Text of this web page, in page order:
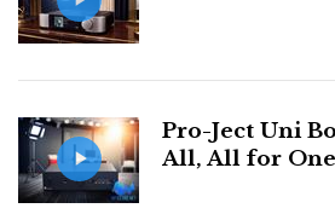
Acho que nos vamos dar muito
Pro-Ject Uni
All, All for One